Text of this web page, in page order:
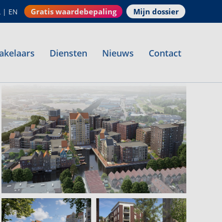
| EN Gratis waardebepaling Mijn dossier
Diensten Nieuws Contact